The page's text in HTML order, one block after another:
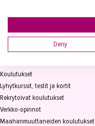
Koulutukset
Lyhytkurssit, testit ja kortit
Rekrytoivat koulutukset
Verkko-opinnot
Maahanmuuttaneiden koulutukset
Deny